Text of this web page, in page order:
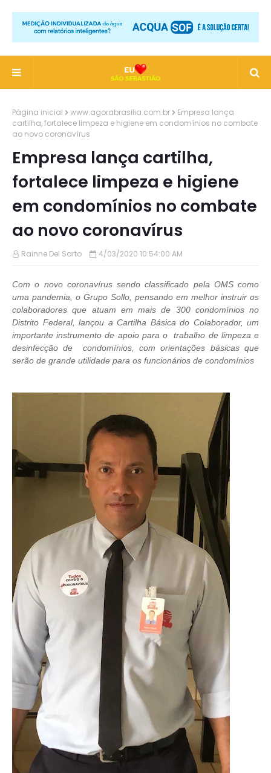
Página inicial www.agorabrasilia.com.br
Empresa lança
cartilha, fortalece limpeza e higiene em condomínios no combate
ao novo coronavírus
Empresa lança cartilha,
fortalece limpeza e higiene
em condomínios no combate
ao novo coronavírus
Rainne Del Sarto 4/03/2020 10:54:00 AM
Com o novo coronavírus sendo classificado pela OMS como
uma pandemia, o Grupo Sollo, pensando em melhor instruir os
colaboradores que atuam em mais de 300 condomínios no
Distrito Federal, lançou a Cartilha Básica do Colaborador, um
importante instrumento de apoio para o trabalho de limpeza e
desinfecção de condomínios, comorientações básicas que
serão de grande utilidade para os funcionários de condomínios